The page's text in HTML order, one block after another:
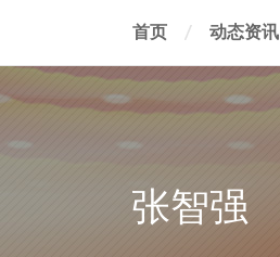
首页 动态资讯
张智强